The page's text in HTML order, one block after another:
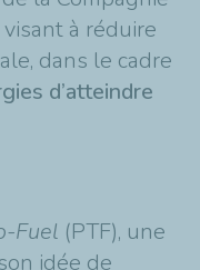
à réduire
dans le cadre
d’atteindre
Fuel (PTF), une
idée de